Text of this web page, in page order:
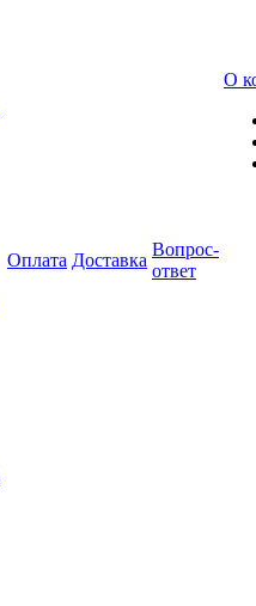
Оплата Доставка
Вопрос-
ответ
О